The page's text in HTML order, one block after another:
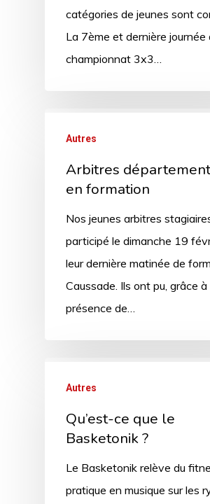
catégories de jeunes sont
La 7ème et dernière journée
championnat 3x3…
Autres
Arbitres
en formation
Nos jeunes arbitres
participé le dimanche 19
leur dernière matinée de
Caussade. Ils ont pu, grâce à
présence de…
Autres
Qu’est-ce que le
Basketonik ?
Le Basketonik relève du
pratique en musique sur les